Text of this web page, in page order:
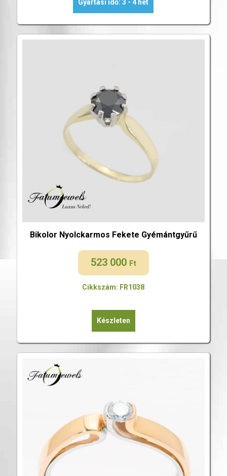
Gyártási idő: 3 - 4 hét
Bikolor Nyolckarmos Fekete Gyémántgyűrű
523 000 Ft
Cikkszám: FR1038
Készleten